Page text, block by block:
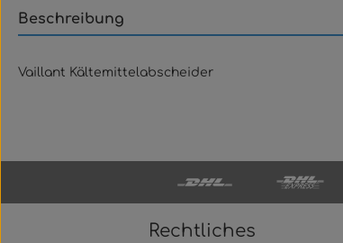
Beschreibung
Vaillant Kältemittelabscheider
Rechtliches